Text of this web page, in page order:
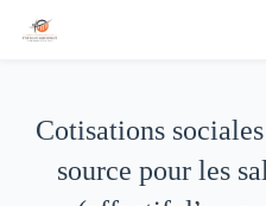
Cotisations
source pour les